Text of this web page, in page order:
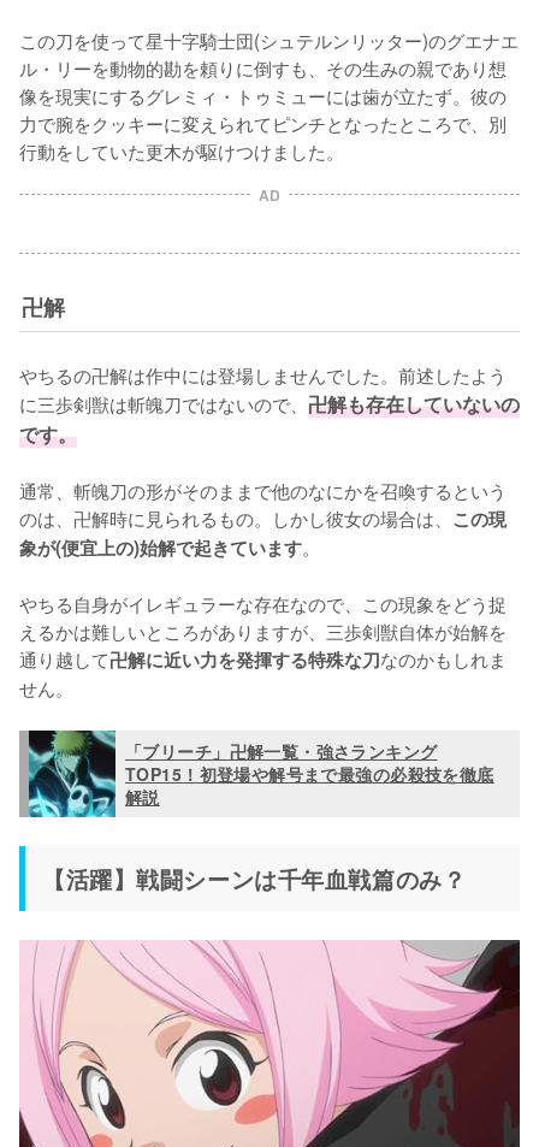
この刀を使って星十字騎士団(シュテルンリッター)のグエナエ
ル・リーを動物的勘を頼りに倒すも、その生みの親であり想
像を現実にするグレミィ・トゥミューには歯が立たず。彼の
力で腕をクッキーに変えられてピンチとなったところで、別
行動をしていた更木が駆けつけました。
AD
卍解
やちるの卍解は作中には登場しませんでした。前述したよう
に三歩剣獣は斬魄刀ではないので、 卍解も存在していないの
です。
通常、斬魄刀の形がそのままで他のなにかを召喚するという
のは、卍解時に見られるもの。しかし彼女の場合は、 この現
象が(便宜上の)始解で起きています。
やちる自身がイレギュラーな存在なので、この現象をどう捉
えるかは難しいところがありますが、三歩剣獣自体が始解を
通り越して卍解に近い力を発揮する特殊な刀なのかもしれま
せん。
「ブリーチ」卍解一覧・強さランキング
TOP15！初登場や解号まで最強の必殺技を徹底
解説
【活躍】戦闘シーンは千年血戦篇のみ？